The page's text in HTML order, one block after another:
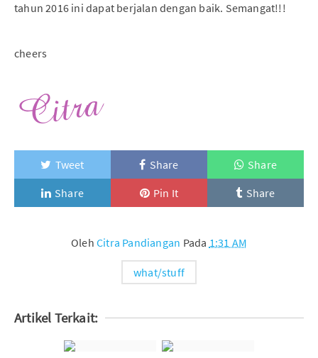
tahun 2016 ini dapat berjalan dengan baik. Semangat!!!
cheers
Tweet Share
Share
Share
Pin It Share
OlehCitra Pandiangan Pada 1:31 AM
what/stuff
Artikel Terkait: